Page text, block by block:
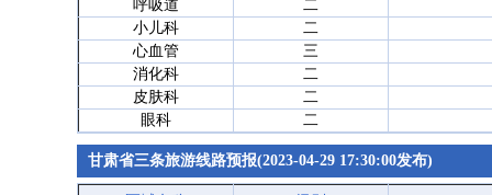
呼吸道
二
小儿科
二
心血管
三
消化科
二
皮肤科
二
眼科
二
甘肃省三条旅游线路预报(2023-04-29 17:30:00发布)